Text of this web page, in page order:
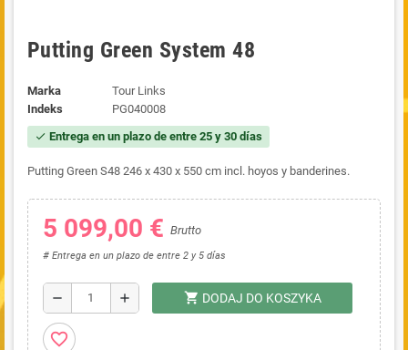
Putting Green System 48
Marka
Tour Links
Indeks
PG040008
check Entrega en un plazo de entre 25 y 30 días
Putting Green S48 246 x 430 x 550 cm incl. hoyos y banderines.
5 099,00 € Brutto
# Entrega en un plazo de entre 2 y 5 días
remove add shopping_cart DODAJ DO KOSZYKA
favorite_border